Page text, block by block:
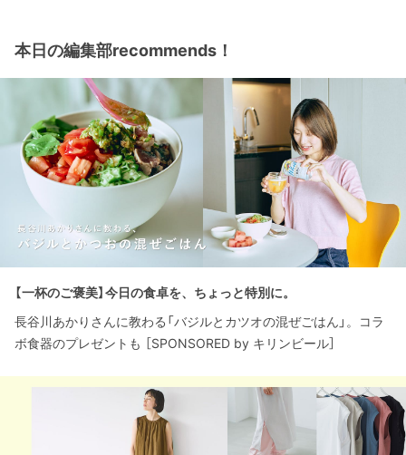
本日の編集部recommends！
【一杯のご褒美】今日の食卓を、ちょっと特別に。
長谷川あかりさんに教わる「バジルとカツオの混ぜごはん」。コラ
ボ食器のプレゼントも ［SPONSORED by キリンビール］